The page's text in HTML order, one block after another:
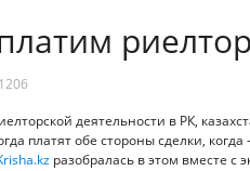
1206
деятельности в РК,
платят обе стороны сделки,
разобралась в этом вместе с